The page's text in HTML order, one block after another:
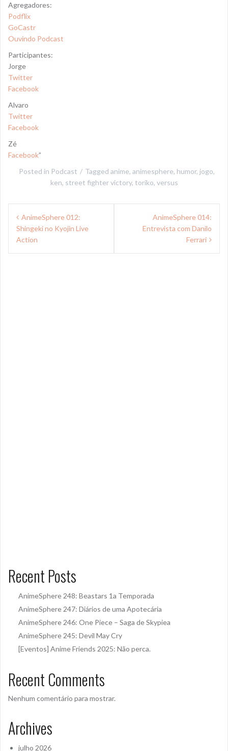
Agregadores:
Podflix
GoCastr
Ouvindo Podcast
Participantes:
Jorge
Twitter
Facebook
Alvaro
Twitter
Facebook
Zé
Facebook”
Posted in Podcast Tagged anime, animesphere, humor, jogo,
ken, street fighter victory, toriko, versus
Navegação
de
Post
AnimeSphere 012:
Shingeki no Kyojin Live
Action
AnimeSphere 014:
Entrevista com Danilo
Ferrari
Recent Posts
AnimeSphere 248: Beastars 1a Temporada
AnimeSphere 247: Diários de uma Apotecária
AnimeSphere 246: One Piece – Saga de Skypiea
AnimeSphere 245: Devil May Cry
[Eventos] Anime Friends 2025: Não perca.
Recent Comments
Nenhum comentário para mostrar.
Archives
julho 2026